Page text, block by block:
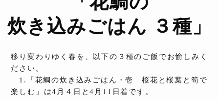
炊き込みごはん ３種」
移り変わりゆく春を、以下の３種のご飯でお愉しみく
ださい。
1.「花鯛の炊き込みごはん・壱 桜花と桜葉と筍で
楽しむ」は4月４日と4月11日着です。